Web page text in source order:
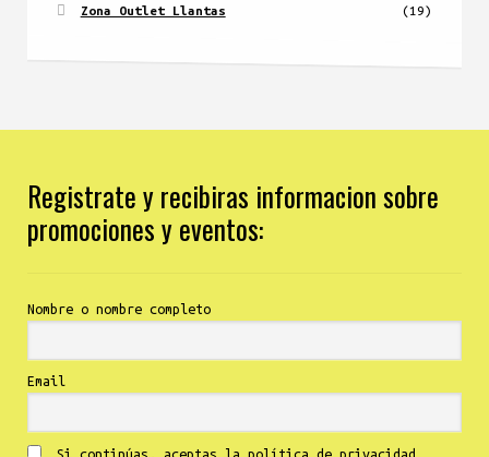
Zona Outlet Llantas (19)
Registrate y recibiras informacion sobre
promociones y eventos:
Nombre o nombre completo
Email
Si continúas, aceptas la política de privacidad